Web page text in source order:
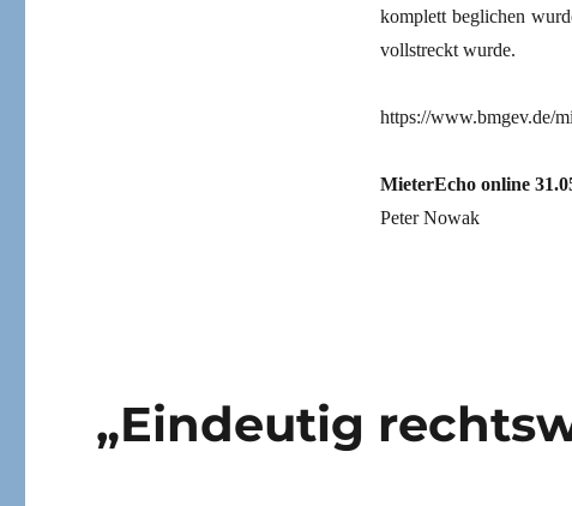
komplett beglichen
vollstreckt wurde.
https://www.bmgev.de/
MieterEcho online
Peter Nowak
„Eindeutig